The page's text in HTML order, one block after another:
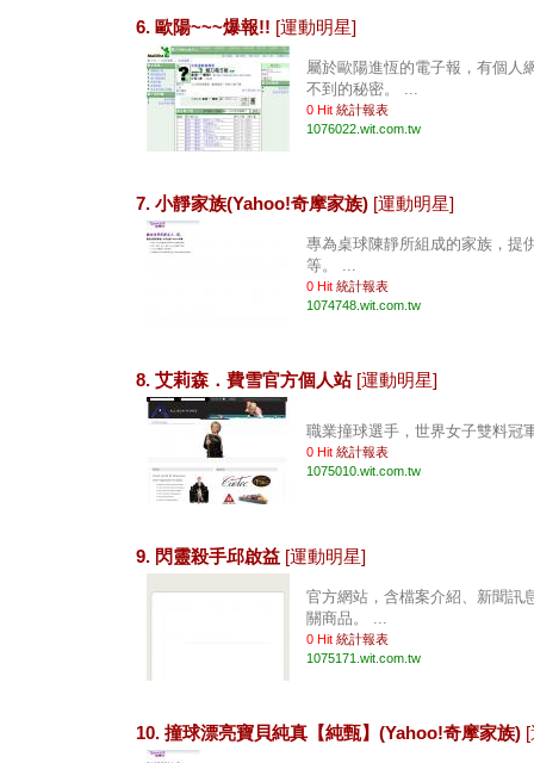
6. 歐陽~~~爆報!! [運動明星]
屬於歐陽進恆的電子報，有個人
不到的秘密。 ...
0 Hit 統計報表
1076022.wit.com.tw
7. 小靜家族(Yahoo!奇摩家族) [運動明星]
專為桌球陳靜所組成的家族，提
等。 ...
0 Hit 統計報表
1074748.wit.com.tw
8. 艾莉森．費雪官方個人站 [運動明星]
職業撞球選手，世界女子雙料冠
0 Hit 統計報表
1075010.wit.com.tw
9. 閃靈殺手邱啟益 [運動明星]
官方網站，含檔案介紹、新聞訊
關商品。 ...
0 Hit 統計報表
1075171.wit.com.tw
10. 撞球漂亮寶貝純真【純甄】(Yahoo!奇摩家族)